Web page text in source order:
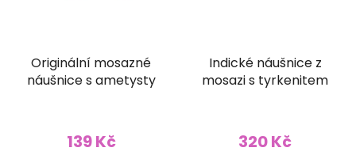
Originální mosazné
náušnice s ametysty
139 Kč
Indické náušnice z
mosazi s tyrkenitem
320 Kč